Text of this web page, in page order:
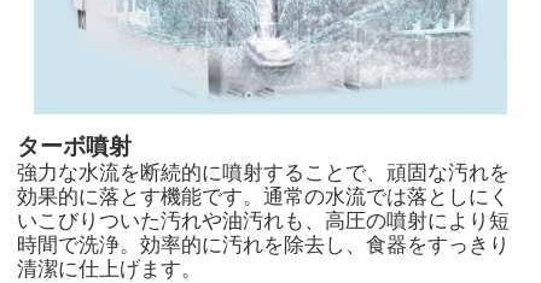
ターボ噴射
強力な水流を断続的に噴射することで、頑固な汚れを
効果的に落とす機能です。通常の水流では落としにく
いこびりついた汚れや油汚れも、高圧の噴射により短
時間で洗浄。効率的に汚れを除去し、食器をすっきり
清潔に仕上げます。